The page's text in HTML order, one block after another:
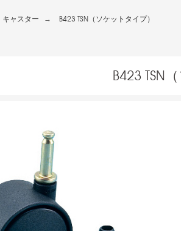
キャスター B423 TSN（ソケットタイプ）
B423 TSN